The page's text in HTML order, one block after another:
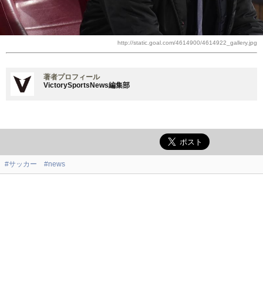
http://static.goal.com/4614900/4614922_gallery.jpg
著者プロフィール
VictorySportsNews編集部
#サッカー #news